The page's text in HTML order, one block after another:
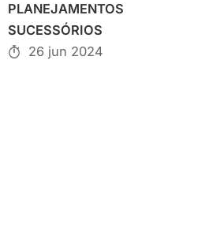
PLANEJAMENTOS
SUCESSÓRIOS
26 jun 2024